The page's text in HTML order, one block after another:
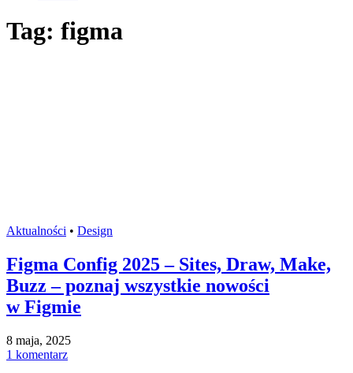
Tag: figma
Aktualności • Design
Figma Config 2025 – Sites, Draw, Make,
Buzz – poznaj wszystkie nowości
w Figmie
8 maja, 2025
1 komentarz